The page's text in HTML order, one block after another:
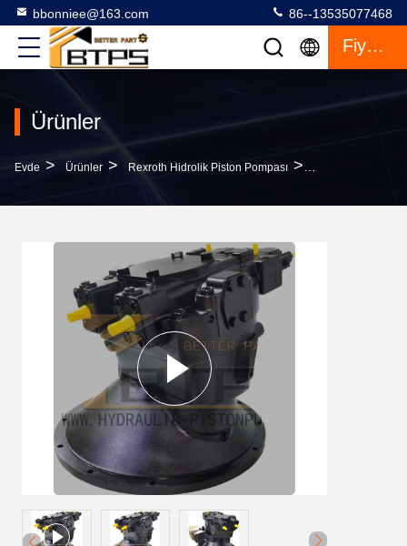
bbonniee@163.com 86--13535077468
Fiyat Teklifi
Ürünler
Evde > Ürünler > Rexroth Hidrolik Piston Pompası >